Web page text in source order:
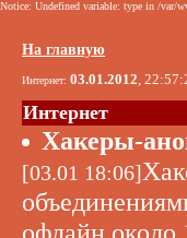
Notice: Undefined variable: type in /var/
На главную
Интернет: 03.01.2012,
Интернет
Хакеры-
[03.01 18:06]